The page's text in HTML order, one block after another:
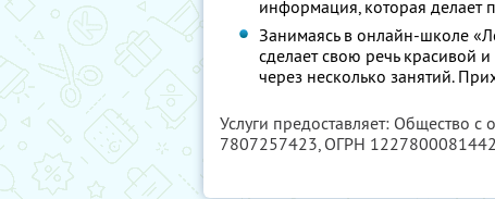
информация, которая делает
Занимаясь в онлайн-школе
сделает свою речь красивой
через несколько занятий.
Услуги предоставляет: Общество
7807257423, ОГРН 1227800081442